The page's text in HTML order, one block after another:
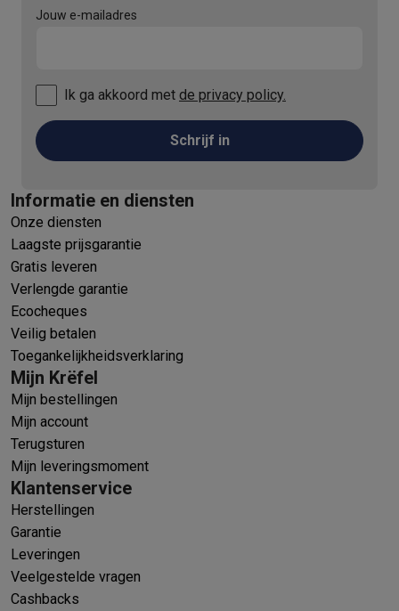
Jouw e-mailadres
Ik ga akkoord met de privacy policy.
Schrijf in
Informatie en diensten
Onze diensten
Laagste prijsgarantie
Gratis leveren
Verlengde garantie
Ecocheques
Veilig betalen
Toegankelijkheidsverklaring
Mijn Krëfel
Mijn bestellingen
Mijn account
Terugsturen
Mijn leveringsmoment
Klantenservice
Herstellingen
Garantie
Leveringen
Veelgestelde vragen
Cashbacks